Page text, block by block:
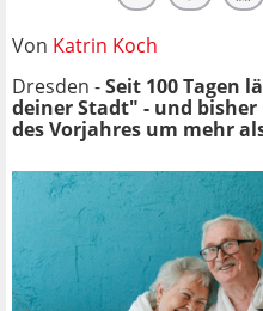
Von Katrin Koch
Dresden -Seit 100 Tagen
deiner Stadt" - und
des Vorjahres um mehr